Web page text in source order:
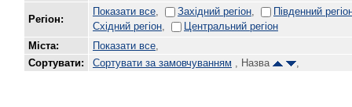
Регіон:
Показати все Західний регіон
Південний
Східний регіон
Центральний регіон
Міста:
Показати все
Сортувати:
Сортувати за замовчуванням , Назва